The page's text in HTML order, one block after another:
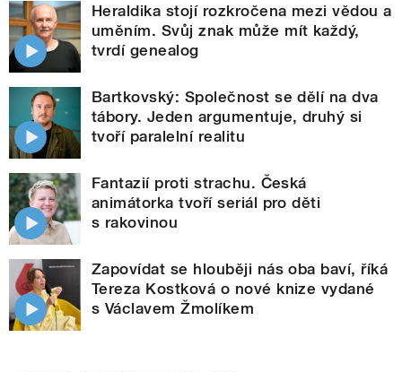
Heraldika stojí rozkročena mezi vědou a
uměním. Svůj znak může mít každý,
tvrdí genealog
Bartkovský: Společnost se dělí na dva
tábory. Jeden argumentuje, druhý si
tvoří paralelní realitu
Fantazií proti strachu. Česká
animátorka tvoří seriál pro děti
s rakovinou
Zapovídat se hlouběji nás oba baví, říká
Tereza Kostková o nové knize vydané
s Václavem Žmolíkem